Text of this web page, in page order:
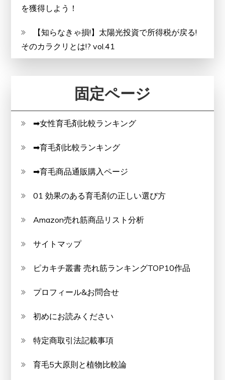
を獲得しよう！
【知らなきゃ損!】太陽光投資で所得税が戻る!
そのカラクリとは!? vol.41
固定ページ
➡女性育毛剤比較ランキング
➡育毛剤比較ランキング
➡育毛商品通販購入ページ
01 効果のある育毛剤の正しい選び方
Amazon売れ筋商品リスト分析
サイトマップ
ピカキチ叢書 売れ筋ランキングTOP10作品
プロフィール&お問合せ
初めにお読みください
特定商取引法記載事項
育毛5大原則と植物比較論